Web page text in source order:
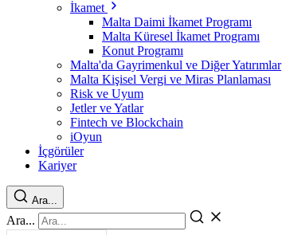
İkamet
Malta Daimi İkamet Programı
Malta Küresel İkamet Programı
Konut Programı
Malta'da Gayrimenkul ve Diğer Yatırımlar
Malta Kişisel Vergi ve Miras Planlaması
Risk ve Uyum
Jetler ve Yatlar
Fintech ve Blockchain
iOyun
İçgörüler
Kariyer
Ara...
Ara...